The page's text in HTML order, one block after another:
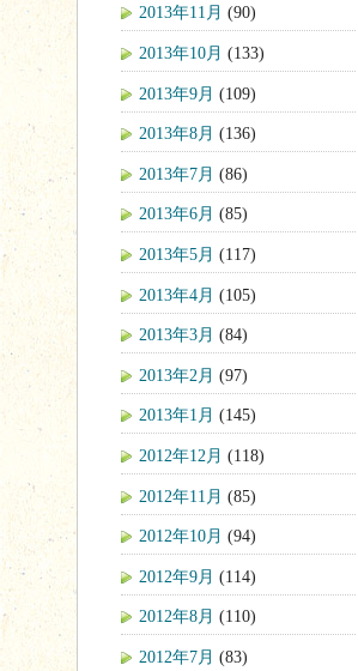
2013年11月 (90)
2013年10月 (133)
2013年9月 (109)
2013年8月 (136)
2013年7月 (86)
2013年6月 (85)
2013年5月 (117)
2013年4月 (105)
2013年3月 (84)
2013年2月 (97)
2013年1月 (145)
2012年12月 (118)
2012年11月 (85)
2012年10月 (94)
2012年9月 (114)
2012年8月 (110)
2012年7月 (83)